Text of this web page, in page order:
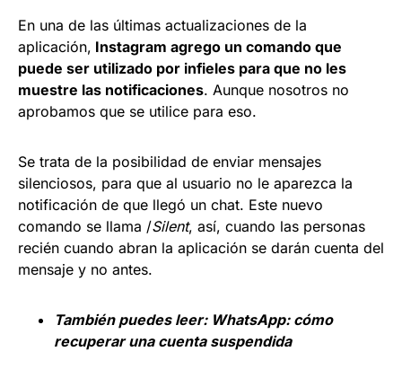
En una de las últimas actualizaciones de la
aplicación, Instagram agrego un comando que
puede ser utilizado por infieles para que no les
muestre las notificaciones. Aunque nosotros no
aprobamos que se utilice para eso.
Se trata de la posibilidad de enviar mensajes
silenciosos, para que al usuario no le aparezca la
notificación de que llegó un chat. Este nuevo
comando se llama /Silent, así, cuando las personas
recién cuando abran la aplicación se darán cuenta del
mensaje y no antes.
También puedes leer:WhatsApp: cómo
recuperar una cuenta suspendida